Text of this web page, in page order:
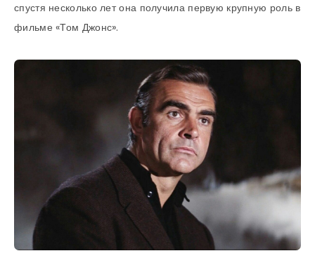
спустя несколько лет она получила первую крупную роль в
фильме «Том Джонс».